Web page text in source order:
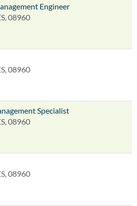
Engineer
08960
08960
Specialist
08960
08960